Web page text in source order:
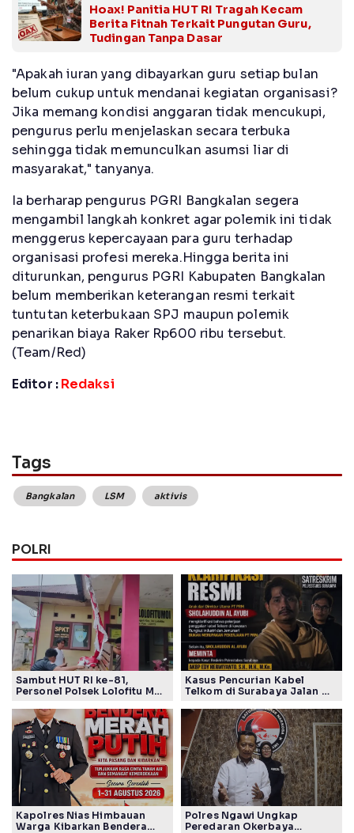
Hoax! Panitia HUT RI Tragah Kecam
Berita Fitnah Terkait Pungutan Guru,
Tudingan Tanpa Dasar
"Apakah iuran yang dibayarkan guru setiap bulan
belum cukup untuk mendanai kegiatan organisasi?
Jika memang kondisi anggaran tidak mencukupi,
pengurus perlu menjelaskan secara terbuka
sehingga tidak memunculkan asumsi liar di
masyarakat," tanyanya.
Ia berharap pengurus PGRI Bangkalan segera
mengambil langkah konkret agar polemik ini tidak
menggerus kepercayaan para guru terhadap
organisasi profesi mereka.Hingga berita ini
diturunkan, pengurus PGRI Kabupaten Bangkalan
belum memberikan keterangan resmi terkait
tuntutan keterbukaan SPJ maupun polemik
penarikan biaya Raker Rp600 ribu tersebut.
(Team/Red)
Editor :Redaksi
Tags
Bangkalan LSM aktivis
POLRI
Sambut HUT RI ke-81,
Personel Polsek Lolofitu Moi
dengan Nuansa Merah Putih
Kasus Pencurian Kabel
Telkom di Surabaya Jalan di
Komitmen Polrestabes
Jelang Sertijab Kasatreskrim
Kapolres Nias Himbauan
Warga Kibarkan Bendera
Polres Ngawi Ungkap
Peredaran Okerbaya